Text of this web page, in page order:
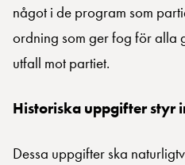
något i de program som
ordning som ger fog för alla
utfall mot partiet.
Historiska uppgifter styr
Dessa uppgifter ska